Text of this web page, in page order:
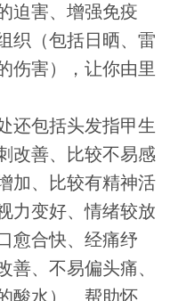
迫害、增强免疫
织（包括日晒、雷
伤害），让你由里
还包括头发指甲生
改善、比较不易感
加、比较有精神活
力变好、情绪较放
愈合快、经痛纾
善、不易偏头痛、
酸水）、帮助怀